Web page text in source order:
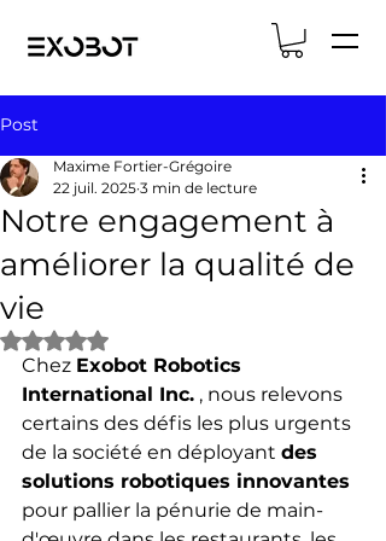
Post
Notre engagement à
améliorer la qualité de
vie
Maxime Fortier-Grégoire
22 juil. 2025 3 min de lecture
Noté NaN étoiles sur 5.
Chez Exobot Robotics
International Inc. , nous relevons
certains des défis les plus urgents
de la société en déployant des
solutions robotiques innovantes
pour pallier la pénurie de main-